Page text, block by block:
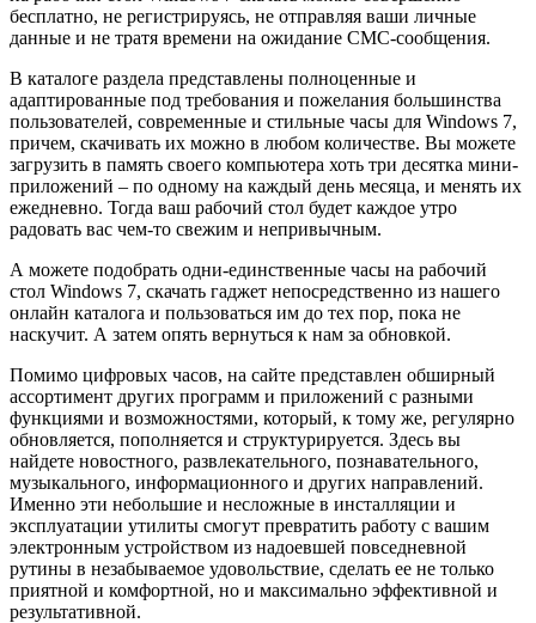
бесплатно, не регистрируясь, не отправляя ваши личные
данные и не тратя времени на ожидание СМС-сообщения.
В каталоге раздела представлены полноценные и
адаптированные под требования и пожелания большинства
пользователей, современные и стильные часы для Windows 7,
причем, скачивать их можно в любом количестве. Вы можете
загрузить в память своего компьютера хоть три десятка мини-
приложений – по одному на каждый день месяца, и менять их
ежедневно. Тогда ваш рабочий стол будет каждое утро
радовать вас чем-то свежим и непривычным.
А можете подобрать одни-единственные часы на рабочий
стол Windows 7, скачать гаджет непосредственно из нашего
онлайн каталога и пользоваться им до тех пор, пока не
наскучит. А затем опять вернуться к нам за обновкой.
Помимо цифровых часов, на сайте представлен обширный
ассортимент других программ и приложений с разными
функциями и возможностями, который, к тому же, регулярно
обновляется, пополняется и структурируется. Здесь вы
найдете новостного, развлекательного, познавательного,
музыкального, информационного и других направлений.
Именно эти небольшие и несложные в инсталляции и
эксплуатации утилиты смогут превратить работу с вашим
электронным устройством из надоевшей повседневной
рутины в незабываемое удовольствие, сделать ее не только
приятной и комфортной, но и максимально эффективной и
результативной.